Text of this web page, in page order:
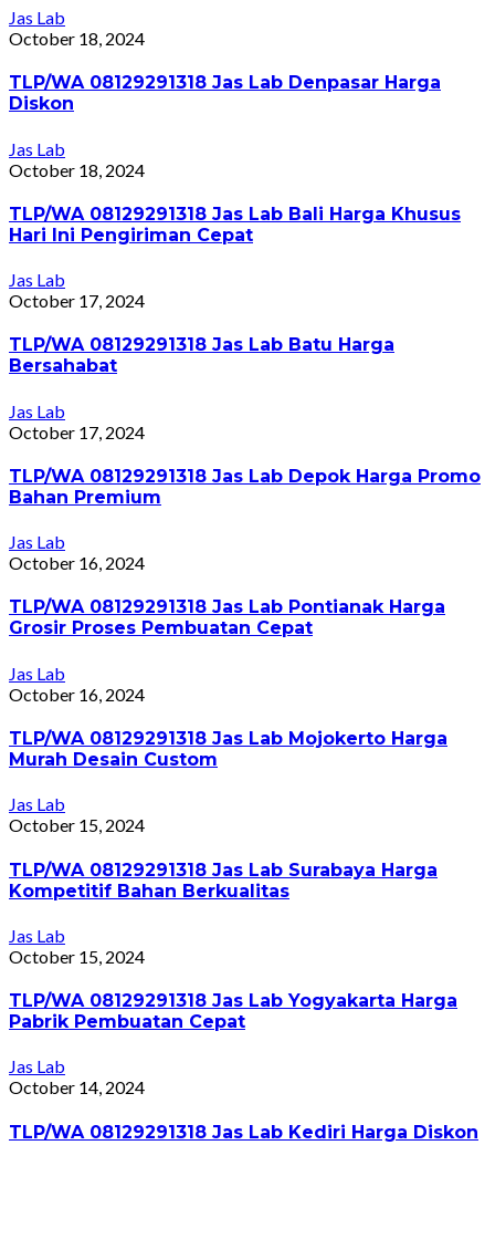
Jas Lab
October 18, 2024
TLP/WA 08129291318 Jas Lab Denpasar Harga
Diskon
Jas Lab
October 18, 2024
TLP/WA 08129291318 Jas Lab Bali Harga Khusus
Hari Ini Pengiriman Cepat
Jas Lab
October 17, 2024
TLP/WA 08129291318 Jas Lab Batu Harga
Bersahabat
Jas Lab
October 17, 2024
TLP/WA 08129291318 Jas Lab Depok Harga Promo
Bahan Premium
Jas Lab
October 16, 2024
TLP/WA 08129291318 Jas Lab Pontianak Harga
Grosir Proses Pembuatan Cepat
Jas Lab
October 16, 2024
TLP/WA 08129291318 Jas Lab Mojokerto Harga
Murah Desain Custom
Jas Lab
October 15, 2024
TLP/WA 08129291318 Jas Lab Surabaya Harga
Kompetitif Bahan Berkualitas
Jas Lab
October 15, 2024
TLP/WA 08129291318 Jas Lab Yogyakarta Harga
Pabrik Pembuatan Cepat
Jas Lab
October 14, 2024
TLP/WA 08129291318 Jas Lab Kediri Harga Diskon